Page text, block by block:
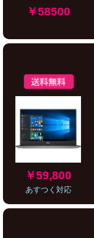
￥58500
￥59,800
あすつく対応